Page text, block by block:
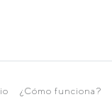
¿Cómo funciona?